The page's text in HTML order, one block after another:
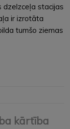
dzelzceļa stacijas
ir izrotāta
tumšo ziemas
kārtība